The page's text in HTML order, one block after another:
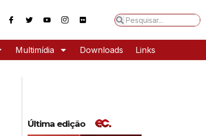
Multimídia Downloads Links
Última edição